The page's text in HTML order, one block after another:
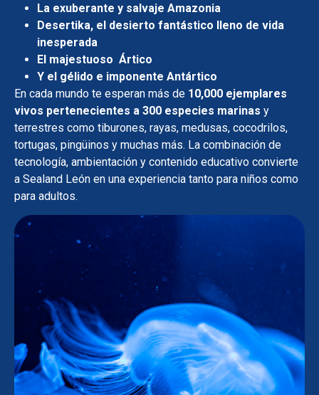
La exuberante y salvaje Amazonia
Desertika, el desierto fantástico lleno de vida
inesperada
El majestuoso Ártico
Y el gélido e imponente Antártico
En cada mundo te esperan más de 10,000 ejemplares
vivos pertenecientes a 300 especies marinas y
terrestres como tiburones, rayas, medusas, cocodrilos,
tortugas, pingüinos y muchas más. La combinación de
tecnología, ambientación y contenido educativo convierte
a Sealand León en una experiencia tanto para niños como
para adultos.